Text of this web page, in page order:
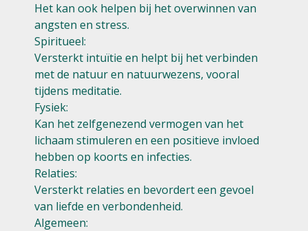
Het kan ook helpen bij het overwinnen van
angsten en stress.
Spiritueel:
Versterkt intuïtie en helpt bij het verbinden
met de natuur en natuurwezens, vooral
tijdens meditatie.
Fysiek:
Kan het zelfgenezend vermogen van het
lichaam stimuleren en een positieve invloed
hebben op koorts en infecties.
Relaties:
Versterkt relaties en bevordert een gevoel
van liefde en verbondenheid.
Algemeen: